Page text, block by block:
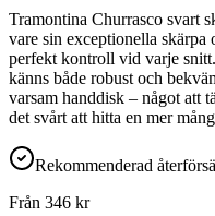
Tramontina Churrasco svart
vare sin exceptionella skärpa
perfekt kontroll vid varje
känns både robust och
varsam handdisk – något att
det svårt att hitta en mer
Rekommenderad
Från 346 kr